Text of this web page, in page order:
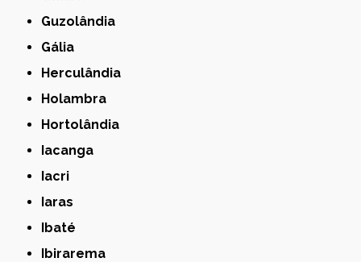
Guzolândia
Gália
Herculândia
Holambra
Hortolândia
Iacanga
Iacri
Iaras
Ibaté
Ibirarema